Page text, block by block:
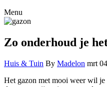
Menu
Zo onderhoud je
Huis & Tuin By Madelon mrt
Het gazon met mooi weer wil